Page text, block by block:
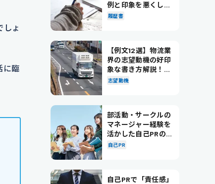
しょ
に臨
例と印象を悪くしな
い書き方を解説
履歴書
【例文12選】物流業
界の志望動機の好印
象な書き方解説！パ
ターン別の例文も紹
志望動機
部活動・サークルの
マネージャー経験を
活かした自己PRの書
き方を徹底解説！
自己PR
自己PRで「責任感」